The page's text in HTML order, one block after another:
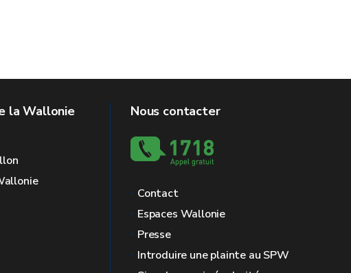
la Wallonie Nous contacter
Contact
Espaces Wallonie
Presse
Introduire une plainte au SPW